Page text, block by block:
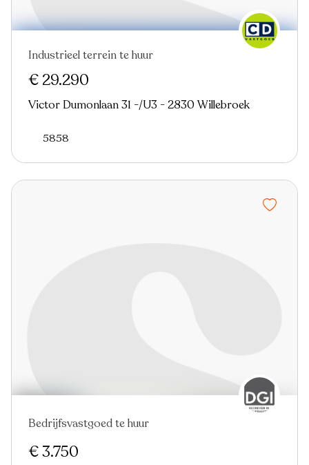
Virtual tour
Industrieel terrein te huur
€ 29.290
Victor Dumonlaan 31 -/U3 - 2830 Willebroek
5858
Bedrijfsvastgoed te huur
€ 3.750